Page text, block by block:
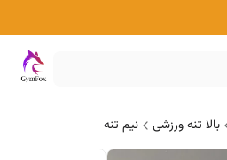
بالا تنه ورزشی نیم تنه